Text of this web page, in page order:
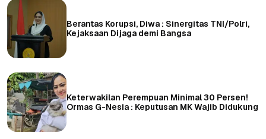
Berantas Korupsi, Diwa : Sinergitas TNI/Polri,
Kejaksaan Dijaga demi Bangsa
Keterwakilan Perempuan Minimal 30 Persen!
Ormas G-Nesia : Keputusan MK Wajib Didukung